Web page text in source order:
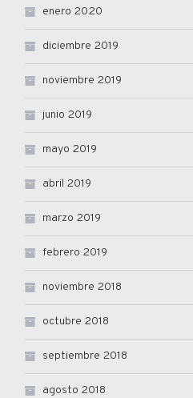
enero 2020
diciembre 2019
noviembre 2019
junio 2019
mayo 2019
abril 2019
marzo 2019
febrero 2019
noviembre 2018
octubre 2018
septiembre 2018
agosto 2018